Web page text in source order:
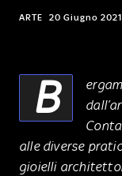
ARTE 20 Giugno 2021
B
alle diverse
gioielli